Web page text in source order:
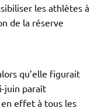
les athlètes à
de la réserve
qu’elle figurait
juin paraît
effet à tous les